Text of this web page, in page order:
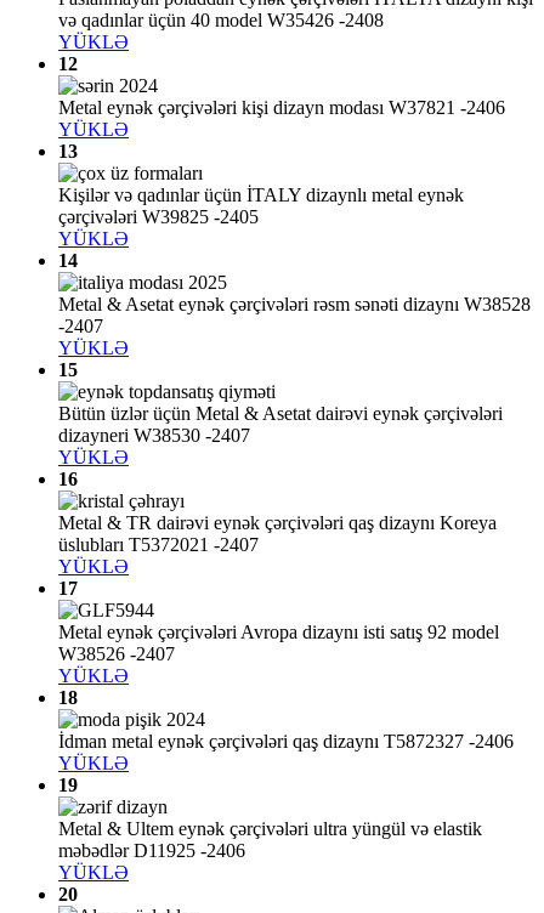
və qadınlar üçün 40 model W35426 -2408
YÜKLƏ
12
Metal eynək çərçivələri kişi dizayn modası W37821 -2406
YÜKLƏ
13
Kişilər və qadınlar üçün İTALY dizaynlı metal eynək
çərçivələri W39825 -2405
YÜKLƏ
14
Metal & Asetat eynək çərçivələri rəsm sənəti dizaynı W38528
-2407
YÜKLƏ
15
Bütün üzlər üçün Metal & Asetat dairəvi eynək çərçivələri
dizayneri W38530 -2407
YÜKLƏ
16
Metal & TR dairəvi eynək çərçivələri qaş dizaynı Koreya
üslubları T5372021 -2407
YÜKLƏ
17
Metal eynək çərçivələri Avropa dizaynı isti satış 92 model
W38526 -2407
YÜKLƏ
18
İdman metal eynək çərçivələri qaş dizaynı T5872327 -2406
YÜKLƏ
19
Metal & Ultem eynək çərçivələri ultra yüngül və elastik
məbədlər D11925 -2406
YÜKLƏ
20